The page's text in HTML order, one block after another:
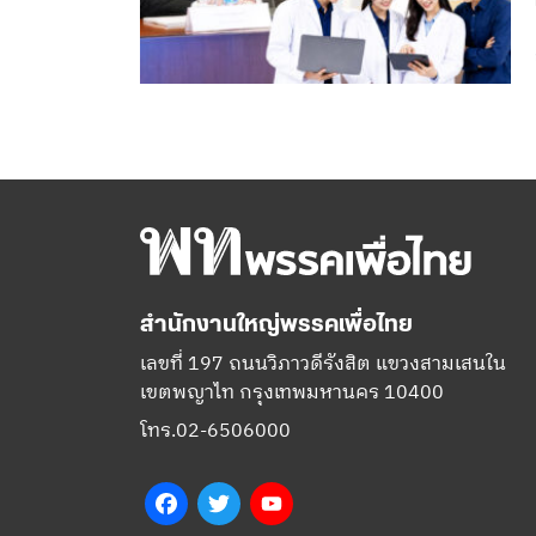
สำนักงานใหญ่พรรคเพื่อไทย
เลขที่ 197 ถนนวิภาวดีรังสิต แขวงสามเสนใน
เขตพญาไท กรุงเทพมหานคร 10400
โทร.02-6506000
FacebookTwitter